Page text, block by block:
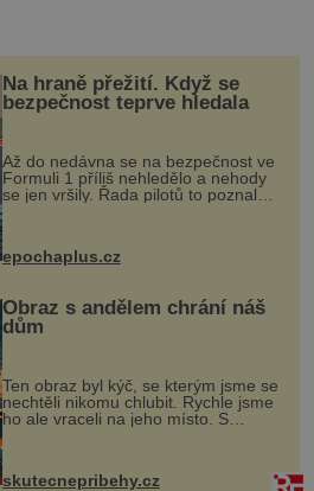
Na hraně přežití. Když se
bezpečnost teprve hledala
Až do nedávna se na bezpečnost ve
Formuli 1 příliš nehledělo a nehody
se jen vršily. Řada pilotů to poznala
na vlastní kůži, často s trvalými
následky nebo bohužel i ztrátou
života. Dnes nepochopiteln...
epochaplus.cz
Obraz s andělem chrání náš
dům
Ten obraz byl kýč, se kterým jsme se
nechtěli nikomu chlubit. Rychle jsme
ho ale vraceli na jeho místo. S
manželem Vaškem jsme si pořídili
chaloupku, takový domek na severu
Čech, kde jsme si naplánova...
skutecnepribehy.cz